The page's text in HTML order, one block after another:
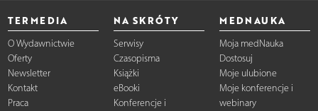
TERMEDIA
O Wydawnictwie
Oferty
Newsletter
Kontakt
Praca
NA SKRÓTY
Serwisy
Czasopisma
Książki
eBooki
Konferencje i
MEDNAUKA
Moja medNauka
Dostosuj
Moje ulubione
Moje konferencje i
webinary